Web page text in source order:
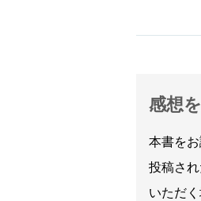
感想
本書を
投稿さ
いただく